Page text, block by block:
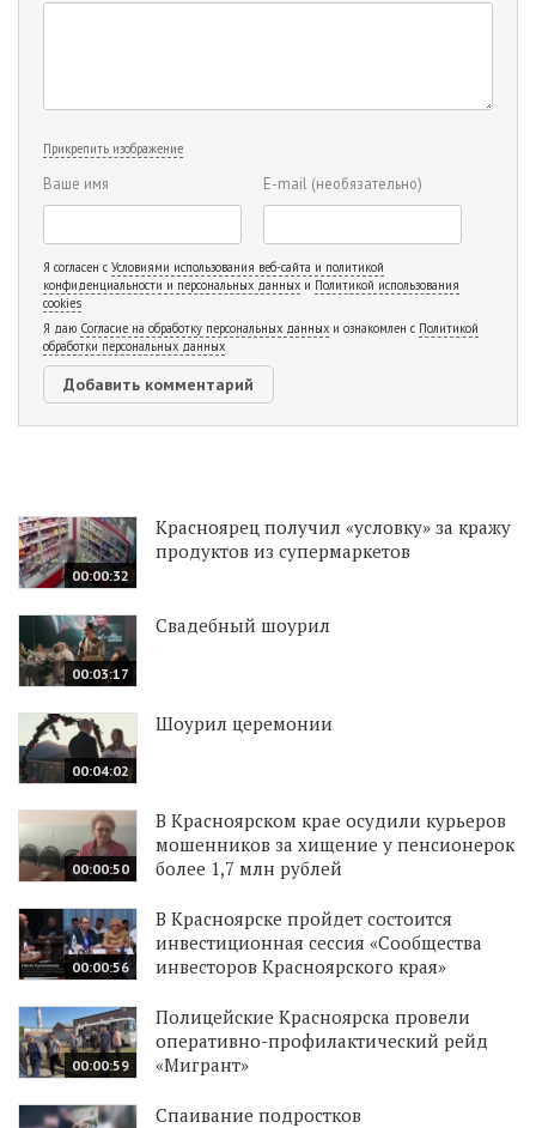
Прикрепить изображение
Ваше имя E-mail (необязательно)
Я согласен с Условиями использования веб-сайта и политикой
конфиденциальности и персональных данных и Политикой использования
cookies
Я даю Согласие на обработку персональных данных и ознакомлен с Политикой
обработки персональных данных
00:00:32
Красноярец получил «условку» за кражу
продуктов из супермаркетов
00:03:17
Свадебный шоурил
00:04:02
Шоурил церемонии
00:00:50
В Красноярском крае осудили курьеров
мошенников за хищение у пенсионерок
более 1,7 млн рублей
00:00:56
В Красноярске пройдет состоится
инвестиционная сессия «Сообщества
инвесторов Красноярского края»
00:00:59
Полицейские Красноярска провели
оперативно-профилактический рейд
«Мигрант»
Спаивание подростков